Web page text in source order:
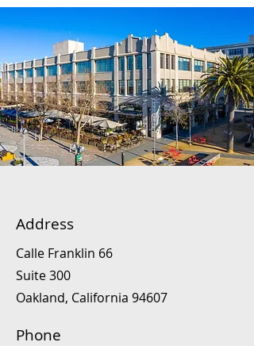
Address
Calle Franklin 66
Suite 300
Oakland, California 94607
Phone